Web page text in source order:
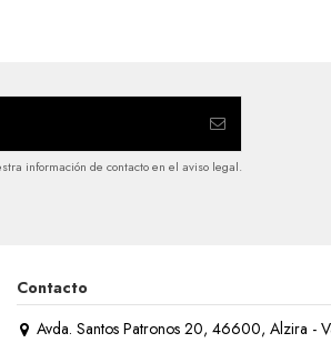
información de contacto en el aviso legal.
Contacto
Avda. Santos Patronos 20, 46600, Alzira -